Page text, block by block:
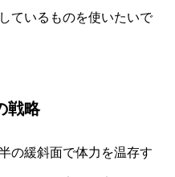
ているものを使いたいで
戦略
の緩斜面で体力を温存す